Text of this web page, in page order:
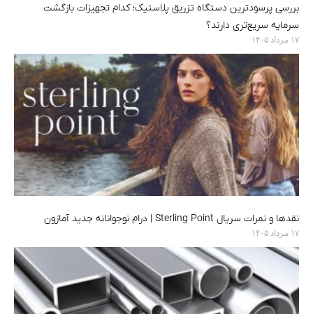
بررسی پرسودترین دستگاه تزریق پلاستیک؛ کدام تجهیزات بازگشت
سرمایه سریع‌تری دارند؟
۱۷ مرداد ۱۴۰۵
نقدها و نمرات سریال Sterling Point | درام نوجوانانه جدید آمازون
۱۷ مرداد ۱۴۰۵